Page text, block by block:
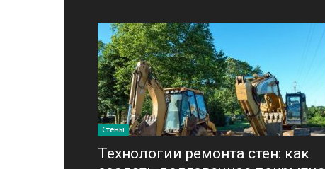
Стены
Технологии ремонта стен: как